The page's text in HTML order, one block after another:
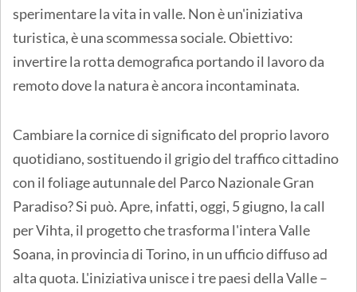
sperimentare la vita in valle. Non è un'iniziativa
turistica, è una scommessa sociale. Obiettivo:
invertire la rotta demografica portando il lavoro da
remoto dove la natura è ancora incontaminata.
Cambiare la cornice di significato del proprio lavoro
quotidiano, sostituendo il grigio del traffico cittadino
con il foliage autunnale del Parco Nazionale Gran
Paradiso? Si può. Apre, infatti, oggi, 5 giugno, la call
per Vihta, il progetto che trasforma l'intera Valle
Soana, in provincia di Torino, in un ufficio diffuso ad
alta quota. L'iniziativa unisce i tre paesi della Valle –